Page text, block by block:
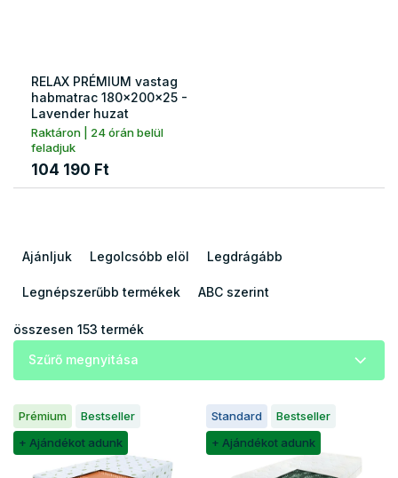
RELAX PRÉMIUM vastag
habmatrac 180x200x25 -
Lavender huzat
Raktáron | 24 órán belül
feladjuk
104 190 Ft
e
m
k
e
n
d
Ajánljuk Legolcsóbb elöl Legdrágább
Legnépszerűbb termékek ABC szerint
összesen 153 termék
Szűrő megnyitása
T
ePrémium
Bestseller
+ Ajándékot adunk
Standard
Bestseller
+ Ajándékot adunk